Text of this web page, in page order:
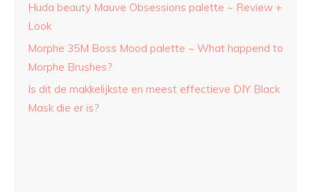
Huda beauty Mauve Obsessions palette ~ Review +
Look
Morphe 35M Boss Mood palette ~ What happend to
Morphe Brushes?
Is dit de makkelijkste en meest effectieve DIY Black
Mask die er is?